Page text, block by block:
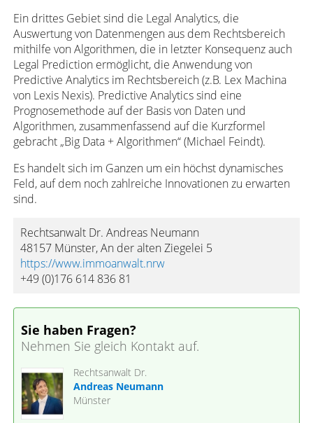
Ein drittes Gebiet sind die Legal Analytics, die
Auswertung von Datenmengen aus dem Rechtsbereich
mithilfe von Algorithmen, die in letzter Konsequenz auch
Legal Prediction ermöglicht, die Anwendung von
Predictive Analytics im Rechtsbereich (z.B. Lex Machina
von Lexis Nexis). Predictive Analytics sind eine
Prognosemethode auf der Basis von Daten und
Algorithmen, zusammenfassend auf die Kurzformel
gebracht „Big Data + Algorithmen“ (Michael Feindt).
Es handelt sich im Ganzen um ein höchst dynamisches
Feld, auf dem noch zahlreiche Innovationen zu erwarten
sind.
Rechtsanwalt Dr. Andreas Neumann
48157 Münster, An der alten Ziegelei 5
https://www.immoanwalt.nrw
+49 (0)176 614 836 81
Sie haben Fragen?
Nehmen Sie gleich Kontakt auf.
Rechtsanwalt Dr.
Andreas Neumann
Münster